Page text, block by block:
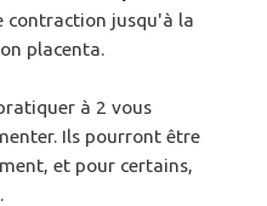
contraction jusqu'à la
placenta.
à 2 vous
Ils pourront être
et pour certains,